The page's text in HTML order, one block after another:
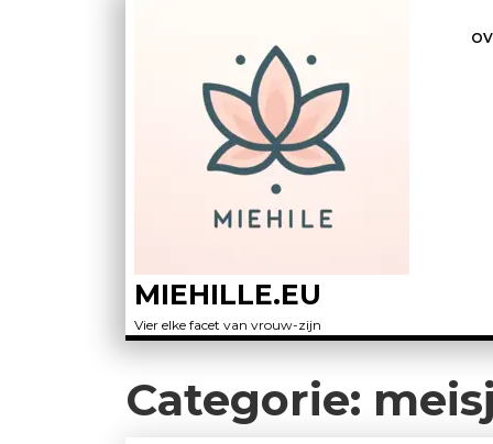
MIEHILLE.EU
Vier elke facet van vrouw-zijn
Categorie: